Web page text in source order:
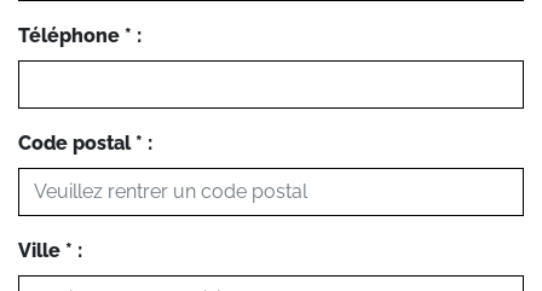
Téléphone * :
Code postal * :
Ville * :